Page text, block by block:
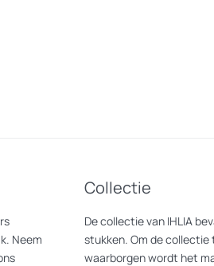
Neem
Collectie
De collectie van IHLIA
stukken. Om de collectie
waarborgen wordt het